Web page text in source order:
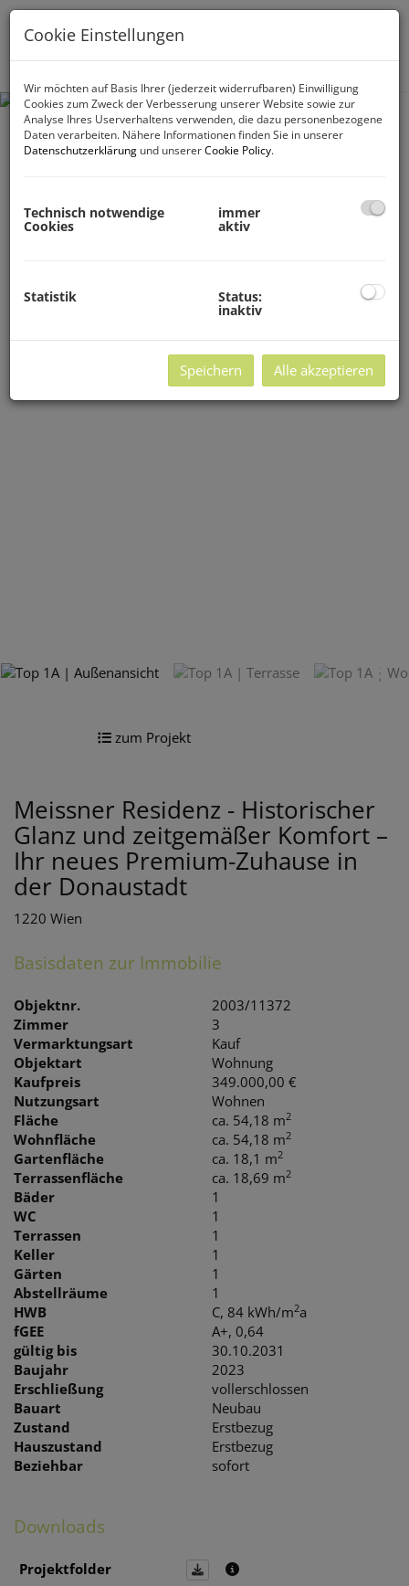
zum Projekt
Meissner Residenz - Historischer
Glanz und zeitgemäßer Komfort –
Ihr neues Premium-Zuhause in
der Donaustadt
1220 Wien
Basisdaten zur Immobilie
Objektnr.
2003/11372
Zimmer
3
Vermarktungsart
Kauf
Objektart
Wohnung
Kaufpreis
349.000,00 €
Nutzungsart
Wohnen
Fläche
ca. 54,18 m2
Wohnfläche ca. 54,18 m2
Gartenfläche ca. 18,1 m2
Terrassenfläche ca. 18,69 m2
Bäder
1
WC
1
Terrassen
1
Keller
1
Gärten
1
Abstellräume
1
HWB
C, 84 kWh/m2a
fGEE
A+, 0,64
gültig bis
30.10.2031
Baujahr
2023
Erschließung
vollerschlossen
Bauart
Neubau
Zustand
Erstbezug
Hauszustand
Erstbezug
Beziehbar
sofort
Downloads
Projektfolder
Cookie Einstellungen
Wir möchten auf Basis Ihrer (jederzeit widerrufbaren) Einwilligung
Cookies zum Zweck der Verbesserung unserer Website sowie zur
Analyse Ihres Userverhaltens verwenden, die dazu personenbezogene
Daten verarbeiten. Nähere Informationen finden Sie in unserer
Datenschutzerklärung und unsererCookie Policy.
Technisch notwendige
Cookies
immer
aktiv
Statistik Status:
inaktiv
Speichern Alle akzeptieren